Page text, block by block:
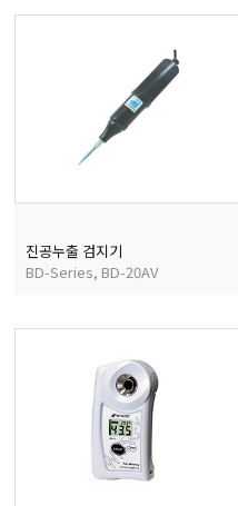
진공누출 검지기
BD-Series, BD-20AV